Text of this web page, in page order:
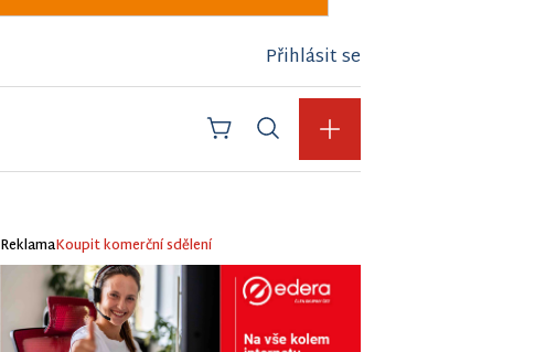
Přihlásit se
ReklamaKoupit komerční sdělení